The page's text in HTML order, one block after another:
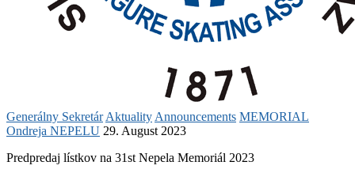
Generálny Sekretár Aktuality Announcements MEMORIAL
Ondreja NEPELU 29. August 2023
Predpredaj lístkov na 31st Nepela Memoriál 2023